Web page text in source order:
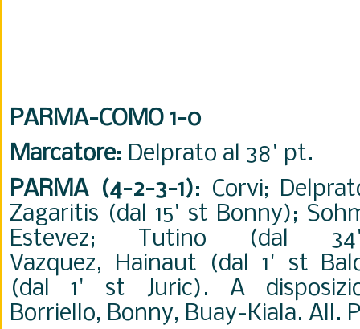
PARMA-COMO 1-0
Marcatore: Delprato al 38' pt.
PARMA (4-2-3-1): Corvi;
Zagaritis (dal 15' st Bonny);
Estevez; Tutino (dal
Vazquez, Hainaut (dal 1' st
(dal 1' st Juric). A
Borriello, Bonny, Buay-Kiala. All.